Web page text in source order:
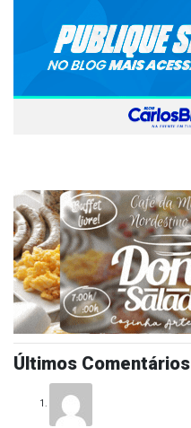
Últimos Comentários